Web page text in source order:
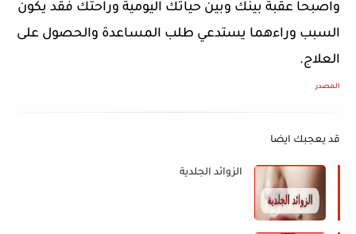
واصبحا عقبة بينك وبين حياتك اليومية وراحتك فقد يكون
السبب وراءهما يستدعي طلب المساعدة والحصول على
العلاج.
المصدر
قد يعجبك ايضا
الزوائد الجلدية